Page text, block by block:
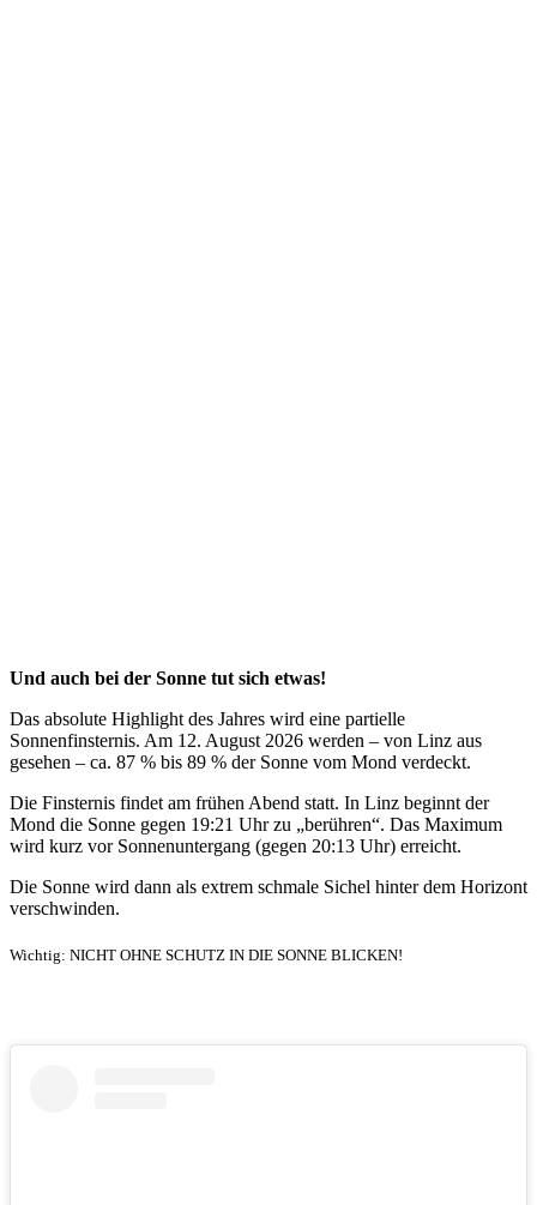
Und auch bei der Sonne tut sich etwas!
Das absolute Highlight des Jahres wird eine partielle
Sonnenfinsternis. Am 12. August 2026 werden – von Linz aus
gesehen – ca. 87 % bis 89 % der Sonne vom Mond verdeckt.
Die Finsternis findet am frühen Abend statt. In Linz beginnt der
Mond die Sonne gegen 19:21 Uhr zu „berühren“. Das Maximum
wird kurz vor Sonnenuntergang (gegen 20:13 Uhr) erreicht.
Die Sonne wird dann als extrem schmale Sichel hinter dem Horizont
verschwinden.
Wichtig: NICHT OHNE SCHUTZ IN DIE SONNE BLICKEN!